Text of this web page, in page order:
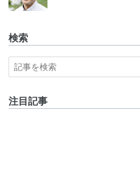
検索
注目記事